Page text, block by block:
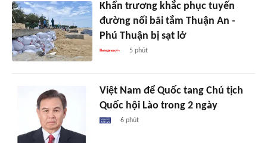
Khẩn trương khắc phục tuyến
đường nối bãi tắm Thuận An -
Phú Thuận bị sạt lở
5 phút
Việt Nam để Quốc tang Chủ tịch
Quốc hội Lào trong 2 ngày
6 phút